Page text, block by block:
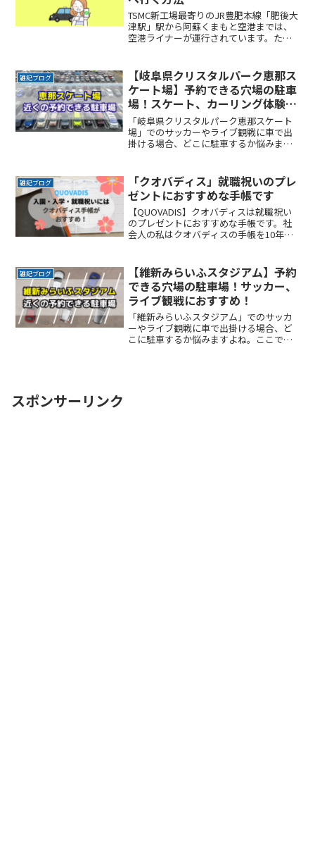
TSMC新工場最寄りのJR豊肥本線「肥後大
津駅」駅から阿蘇くまもと空港までは、
空港ライナーが運行されています。た
おすすめします。ここではお得に利用で
きるタクシーアプReadMore...
雑記ブログ
【岐阜県クリスタルパーク恵那ス
ケート場】予約できる穴場の駐車
場！スケート、カーリング体験に
おすすめ！
「岐阜県クリスタルパーク恵那スケート
場」でのサッカーやライブ観戦に車で出
掛ける場合、どこに駐車するか悩みます
できるサービスを紹介します。なるべく
近くに停めたい時間料金をReadMore...
雑記ブログ
「クオバディス」就職祝いのプレ
ゼントにおすすめな手帳です
【QUOVADIS】クオバディスは就職祝い
のプレゼントにおすすめな手帳です。社
会人の私はクオバディスの手帳を10年以
が、手書きの良さと使いやすさに惹か
れ、気づけば10年間使っていました。
雑記ブログ
【維新みらいふスタジアム】予約
できる穴場の駐車場！サッカー、
ライブ観戦におすすめ！
「維新みらいふスタジアム」でのサッカ
ーやライブ観戦に車で出掛ける場合、ど
こに駐車するか悩みますよね。ここで
スポンサーリンク